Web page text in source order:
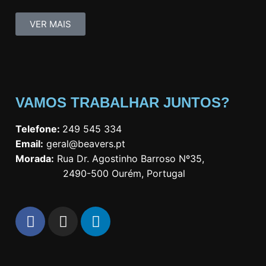
VER MAIS
VAMOS TRABALHAR JUNTOS?
Telefone: 249 545 334
Email: geral@beavers.pt
Morada: Rua Dr. Agostinho Barroso Nº35,
2490-500 Ourém, Portugal